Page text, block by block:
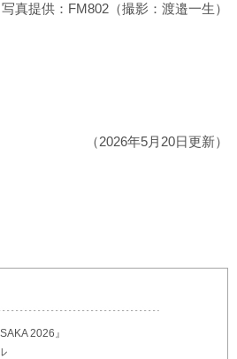
写真提供：FM802（撮影：渡邉一生）
（2026年5月20日更新）
2026』